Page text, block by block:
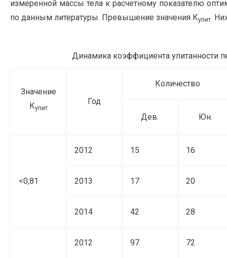
измеренной массы тела к расчетному показателю
по данным литературы. Превышение значения Купит.
Динамика коэффициента упитанности
Значение
Купит
Год
Количество
Дев. Юн.
<0,81
2012 15 16
2013 17 20
2014 42 28
2012 97 72